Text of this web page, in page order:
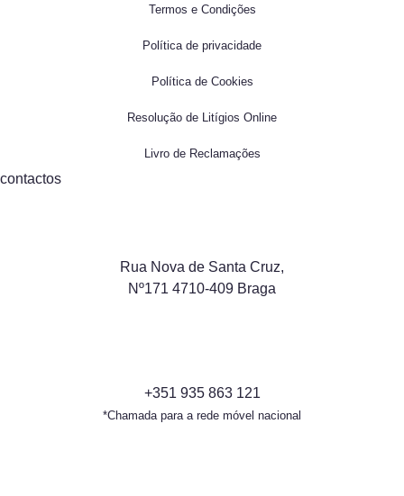
Termos e Condições
Política de privacidade
Política de Cookies
Resolução de Litígios Online
Livro de Reclamações
contactos
Rua Nova de Santa Cruz,
Nº171 4710-409 Braga
+351 935 863 121
*Chamada para a rede móvel nacional